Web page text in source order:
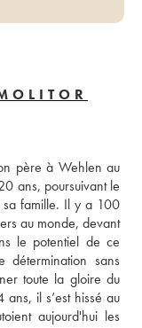
père à Wehlen au
ans, poursuivant le
sa famille. Il y a 100
au monde, devant
le potentiel de ce
détermination sans
toute la gloire du
il s’est hissé au
aujourd'hui les